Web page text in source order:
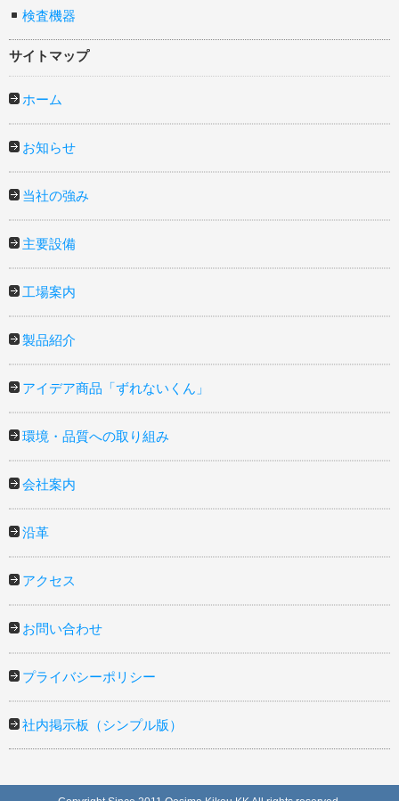
検査機器
サイトマップ
ホーム
お知らせ
当社の強み
主要設備
工場案内
製品紹介
アイデア商品「ずれないくん」
環境・品質への取り組み
会社案内
沿革
アクセス
お問い合わせ
プライバシーポリシー
社内掲示板（シンプル版）